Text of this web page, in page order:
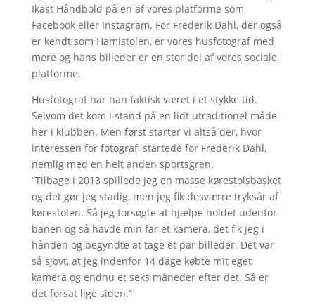
Ikast Håndbold på en af vores platforme som
Facebook eller Instagram. For Frederik Dahl, der også
er kendt som Hamistolen, er vores husfotograf med
mere og hans billeder er en stor del af vores sociale
platforme.
Husfotograf har han faktisk været i et stykke tid.
Selvom det kom i stand på en lidt utraditionel måde
her i klubben. Men først starter vi altså der, hvor
interessen for fotografi startede for Frederik Dahl,
nemlig med en helt anden sportsgren.
”Tilbage i 2013 spillede jeg en masse kørestolsbasket
og det gør jeg stadig, men jeg fik desværre tryksår af
kørestolen. Så jeg forsøgte at hjælpe holdet udenfor
banen og så havde min far et kamera, det fik jeg i
hånden og begyndte at tage et par billeder. Det var
så sjovt, at jeg indenfor 14 dage købte mit eget
kamera og endnu et seks måneder efter det. Så er
det forsat lige siden.”